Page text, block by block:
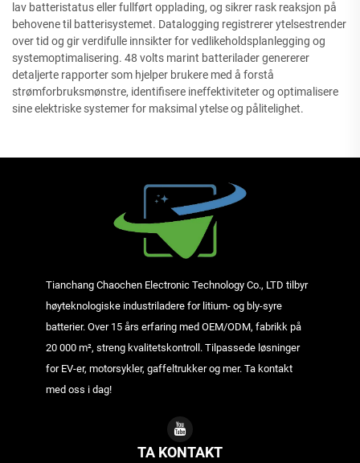
lav batteristatus eller fullført opplading, og sikrer rask reaksjon på
behovene til batterisystemet. Datalogging registrerer ytelsestrender
over tid og gir verdifulle innsikter for vedlikeholdsplanlegging og
systemoptimalisering. 48 volts marint batterilader genererer
detaljerte rapporter som hjelper brukere med å forstå
strømforbruksmønstre, identifisere ineffektiviteter og optimalisere
sine elektriske systemer for maksimal ytelse og pålitelighet.
Tianchang Chaochen Electronic Technology Co., LTD tilbyr
høyteknologiske industriladere for litium- og bly-syre
batterier. Over 15 års erfaring med OEM/ODM, fabrikk på
20 000 m², streng kvalitetskontroll. Tilpassede løsninger
for EV-er, motorsykler, gaffeltrukker og mer. Ta kontakt
med oss i dag!
TA KONTAKT